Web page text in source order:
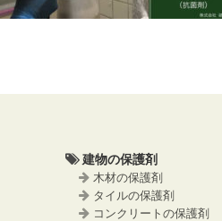
建物の保護剤
木材の保護剤
タイルの保護剤
コンクリートの保護剤